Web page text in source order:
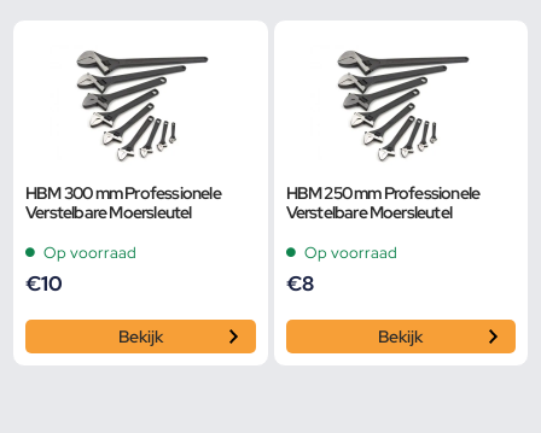
HBM 300 mm Professionele
Verstelbare Moersleutel
Op voorraad
€10
Bekijk
HBM 250 mm Professionele
Verstelbare Moersleutel
Op voorraad
€8
Bekijk